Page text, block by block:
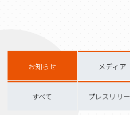
すべて プレスリリ
お知らせ メディア